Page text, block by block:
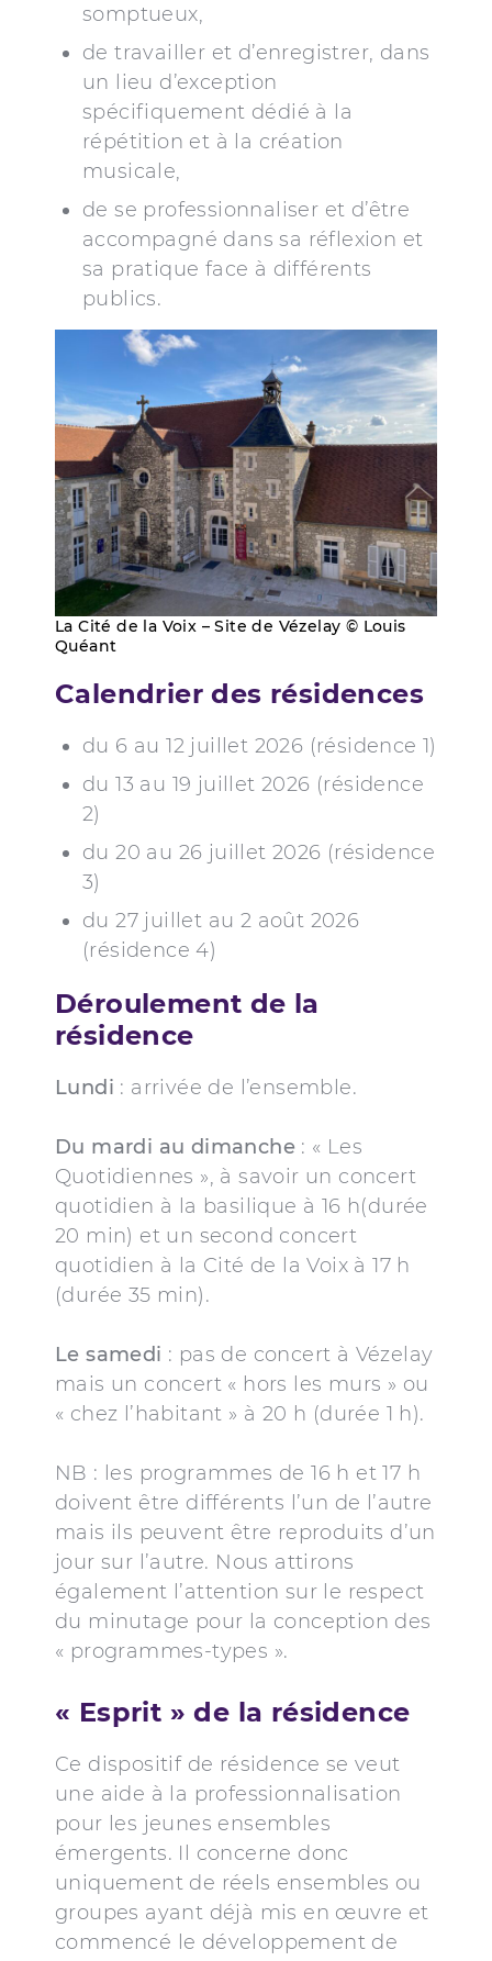
somptueux,
de travailler et d’enregistrer, dans
un lieu d’exception
spécifiquement dédié à la
répétition et à la création
musicale,
de se professionnaliser et d’être
accompagné dans sa réflexion et
sa pratique face à différents
publics.
La Cité de la Voix – Site de Vézelay © Louis
Quéant
Calendrier des résidences
du 6 au 12 juillet 2026 (résidence 1)
du 13 au 19 juillet 2026 (résidence
2)
du 20 au 26 juillet 2026 (résidence
3)
du 27 juillet au 2 août 2026
(résidence 4)
Déroulement de la
résidence
Lundi : arrivée de l’ensemble.
Du mardi au dimanche : « Les
Quotidiennes », à savoir un concert
quotidien à la basilique à 16 h(durée
20 min) et un second concert
quotidien à la Cité de la Voix à 17 h
(durée 35 min).
Le samedi : pas de concert à Vézelay
mais un concert « hors les murs » ou
« chez l’habitant » à 20 h (durée 1 h).
NB : les programmes de 16 h et 17 h
doivent être différents l’un de l’autre
mais ils peuvent être reproduits d’un
jour sur l’autre. Nous attirons
également l’attention sur le respect
du minutage pour la conception des
« programmes-types ».
« Esprit » de la résidence
Ce dispositif de résidence se veut
une aide à la professionnalisation
pour les jeunes ensembles
émergents. Il concerne donc
uniquement de réels ensembles ou
groupes ayant déjà mis en œuvre et
commencé le développement de